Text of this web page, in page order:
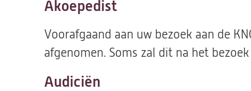
Akoepedist
Voorafgaand aan uw bezoek aan de
afgenomen. Soms zal dit na het
Audiciën